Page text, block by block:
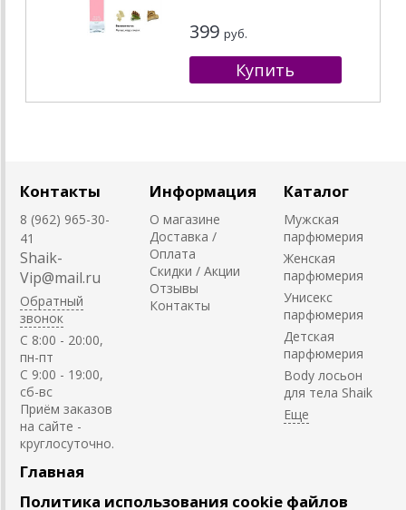
399 руб.
Контакты
8 (962) 965-30-
41
Shaik-
Vip@mail.ru
Обратный
звонок
C 8:00 - 20:00,
пн-пт
С 9:00 - 19:00,
сб-вс
Приём заказов
на сайте -
круглосуточно.
Информация
О магазине
Доставка /
Оплата
Скидки / Акции
Отзывы
Контакты
Каталог
Мужская
парфюмерия
Женская
парфюмерия
Унисекс
парфюмерия
Детская
парфюмерия
Body лосьон
для тела Shaik
Главная
Политика использования cookie файлов